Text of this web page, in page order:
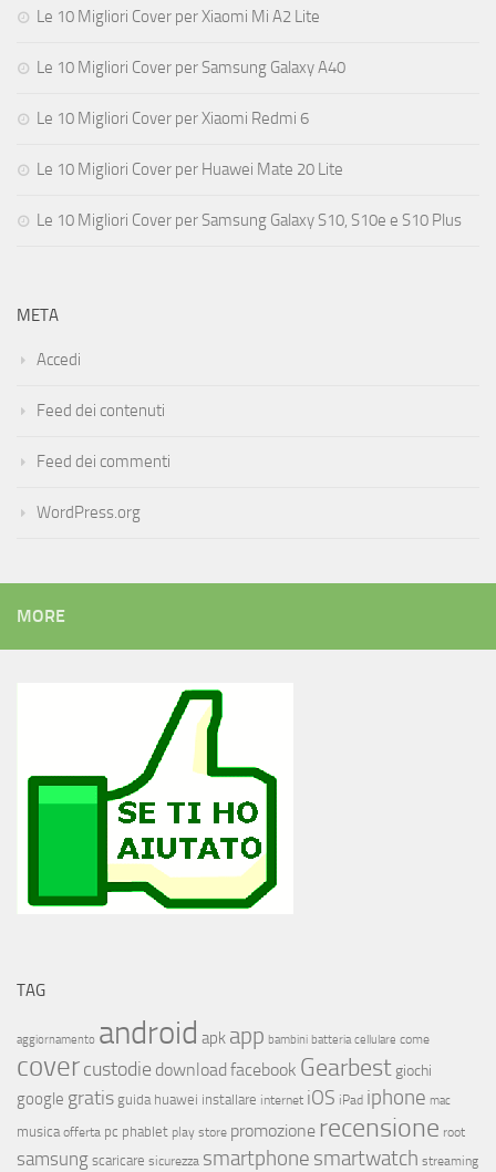
Le 10 Migliori Cover per Xiaomi Mi A2 Lite
Le 10 Migliori Cover per Samsung Galaxy A40
Le 10 Migliori Cover per Xiaomi Redmi 6
Le 10 Migliori Cover per Huawei Mate 20 Lite
Le 10 Migliori Cover per Samsung Galaxy S10, S10e e S10 Plus
META
Accedi
Feed dei contenuti
Feed dei commenti
WordPress.org
MORE
TAG
aggiornamento android apk app bambini batteria cellulare come
covercustodie download facebook Gearbest giochi
google gratis guida huawei installare internet iOS iPad iphone mac
musica offerta pc phablet play store promozione recensione root
samsungscaricare sicurezza smartphone smartwatch streaming